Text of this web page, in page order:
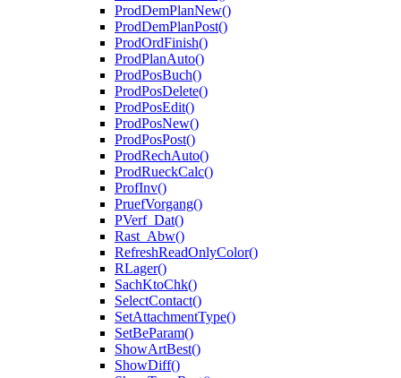
ProdDemPlanNew()
ProdDemPlanPost()
ProdOrdFinish()
ProdPlanAuto()
ProdPosBuch()
ProdPosDelete()
ProdPosEdit()
ProdPosNew()
ProdPosPost()
ProdRechAuto()
ProdRueckCalc()
ProfInv()
PruefVorgang()
PVerf_Dat()
Rast_Abw()
RefreshReadOnlyColor()
RLager()
SachKtoChk()
SelectContact()
SetAttachmentType()
SetBeParam()
ShowArtBest()
ShowDiff()